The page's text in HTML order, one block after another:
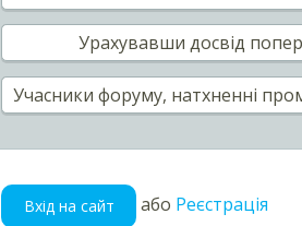
Урахувавши досвід
Учасники форуму, натхненні
Вхід на сайт або Реєстрація